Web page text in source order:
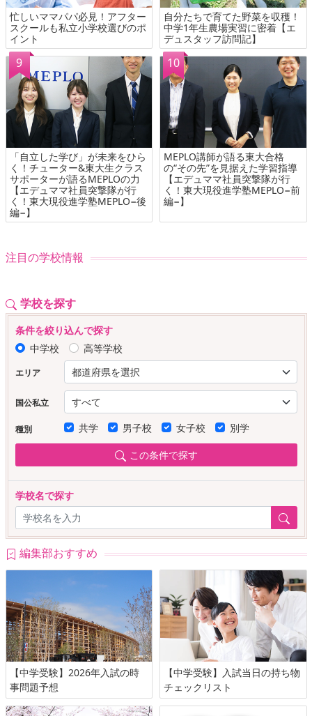
忙しいママパパ必見！アフター
スクールも私立小学校選びのポ
イント
自分たちで育てた野菜を収穫！
中学1年生農場実習に密着【エ
デュスタッフ訪問記】
「自立した学び」が未来をひら
く！チューター&東大生クラス
サポーターが語るMEPLOの力
【エデュママ社員突撃隊が行
く！東大現役進学塾MEPLO−後
編−】
MEPLO講師が語る東大合格
の“その先”を見据えた学習指導
【エデュママ社員突撃隊が行
く！東大現役進学塾MEPLO−前
編−】
注目の学校情報
学校を探す
条件を絞り込んで探す
中学校
高等学校
エリア
国公私立
種別 共学 男子校 女子校 別学
この条件で探す
学校名で探す
編集部おすすめ
【中学受験】2026年入試の時
事問題予想
【中学受験】入試当日の持ち物
チェックリスト